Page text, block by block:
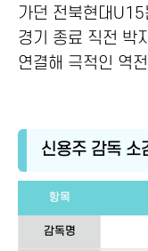
가던 전북현대
경기 종료 직전 박
연결해 극적인 역
신용주 감독 소
항목
감독명